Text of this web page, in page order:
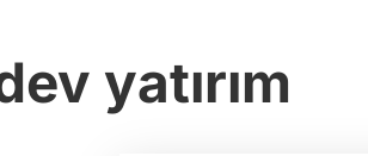
yatırım